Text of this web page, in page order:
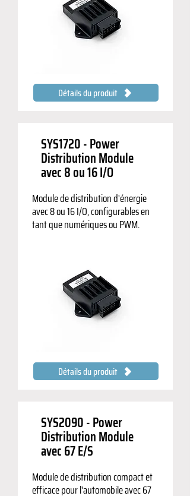
Détails du produit
SYS1720 - Power
Distribution Module
avec 8 ou 16 I/O
Module de distribution d'énergie
avec 8 ou 16 I/O, configurables en
tant que numériques ou PWM.
Détails du produit
SYS2090 - Power
Distribution Module
avec 67 E/S
Module de distribution compact et
efficace pour l'automobile avec 67